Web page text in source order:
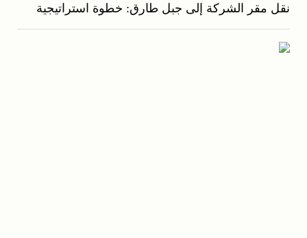
نقل مقر الشركة إلى جبل طارق: خطوة استراتيجية